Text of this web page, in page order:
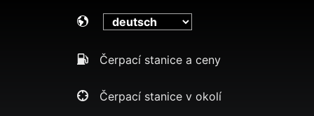
Čerpací stanice a ceny
Čerpací stanice v okolí